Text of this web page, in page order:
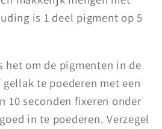
is 1 deel pigment op 5
het om de pigmenten in de
te poederen met een
10 seconden fixeren onder
in te poederen. Verzegel